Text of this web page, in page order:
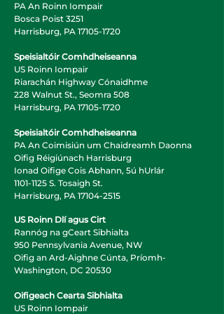
PA An Roinn Iompair
Bosca Poist 3251
Harrisburg, PA 17105-1720
Speisialtóir Comhdheiseanna
US Roinn Iompair
Riarachán Highway Cónaidhme
228 Walnut St., Seomra 508
Harrisburg, PA 17105-1720
Speisialtóir Comhdheiseanna
PA An Coimisiún um Chaidreamh Daonna
Oifig Réigiúnach Harrisburg
Ionad Oifige Cois Abhann, 5ú hUrlár
1101-1125 S. Tosaigh St.
Harrisburg, PA 17104-2515
US Roinn Dlí agus Cirt
Rannóg na gCeart Sibhialta
950 Pennsylvania Avenue, NW
Oifig an Ard-Aighne Cúnta, Príomh-
Washington, DC 20530
Oifigeach Cearta Sibhialta
US Roinn Iompair